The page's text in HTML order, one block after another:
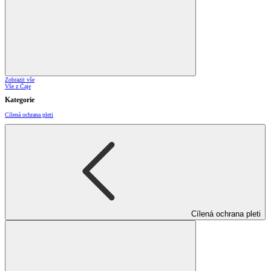
Zobrazit vše
Vše z Čaje
Kategorie
Cílená ochrana pleti
Cílená ochrana pleti